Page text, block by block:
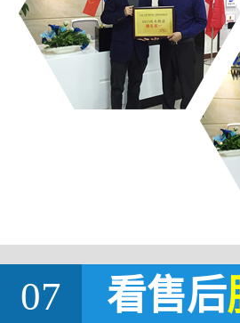
07 看售后